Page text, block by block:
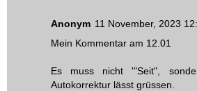
Anonym 11 November, 2023
Mein Kommentar am 12.01
Es muss nicht '"Seit",
Autokorrektur lässt grüssen.